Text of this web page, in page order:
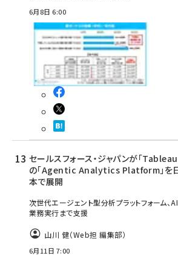
6月8日 6:00
セールスフォース・ジャパンが「Tableau
の「Agentic Analytics Platform」を
本で展開
次世代エージェント型分析プラットフォーム、
業務実行まで支援
山川 健（Web担 編集部）
6月11日 7:00